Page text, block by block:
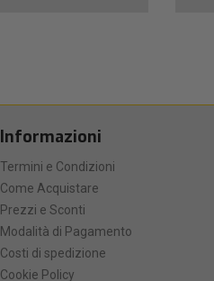
Informazioni
Termini e Condizioni
Come Acquistare
Prezzi e Sconti
Modalità di Pagamento
Costi di spedizione
Cookie Policy